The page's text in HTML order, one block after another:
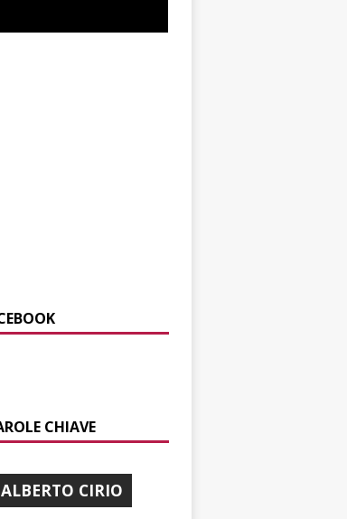
CHIAVE
ALBERTO CIRIO